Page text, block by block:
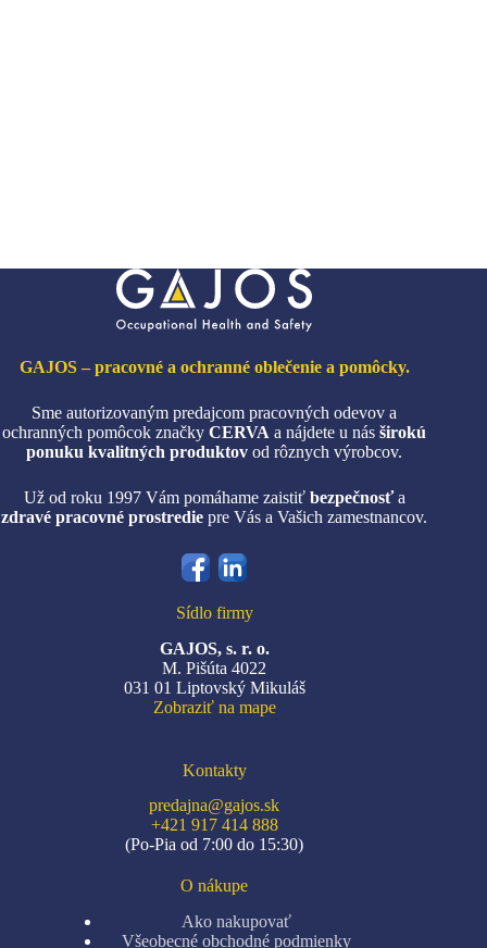
GAJOS – pracovné a ochranné oblečenie a pomôcky.
Sme autorizovaným predajcom pracovných odevov a
ochranných pomôcok značkyCERVA a nájdete u násširokú
ponuku kvalitných produktov od rôznych výrobcov.
Už od roku 1997 Vám pomáhame zaistiť bezpečnosťa
zdravé pracovné prostredie pre Vás a Vašich zamestnancov.
Sídlo firmy
GAJOS, s. r. o.
M. Pišúta 4022
031 01 Liptovský Mikuláš
Zobraziť na mape
Kontakty
predajna@gajos.sk
+421 917 414 888
(Po-Pia od 7:00 do 15:30)
O nákupe
Ako nakupovať
Všeobecné obchodné podmienky